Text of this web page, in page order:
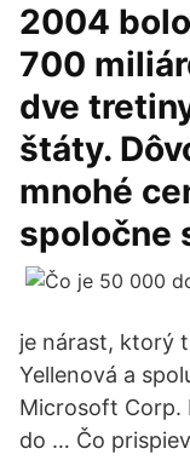
2004
700
dve
štáty.
mnohé
spoločne
je nárast, ktorý
Yellenová a
Microsoft Corp.
do … Čo